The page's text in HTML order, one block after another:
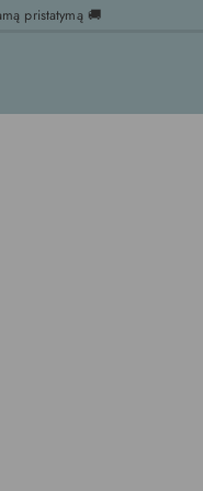
pristatymą 🚚